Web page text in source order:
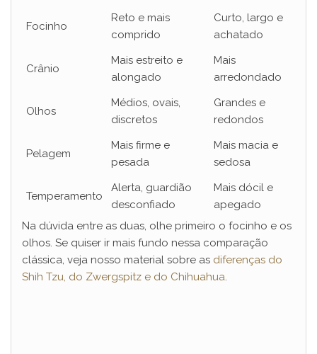
Focinho
Reto e mais
comprido
Curto, largo e
achatado
Crânio
Mais estreito e
alongado
Mais
arredondado
Olhos
Médios, ovais,
discretos
Grandes e
redondos
Pelagem
Mais firme e
pesada
Mais macia e
sedosa
Temperamento
Alerta, guardião
desconfiado
Mais dócil e
apegado
Na dúvida entre as duas, olhe primeiro o focinho e os
olhos. Se quiser ir mais fundo nessa comparação
clássica, veja nosso material sobre as diferenças do
Shih Tzu, do Zwergspitz e do Chihuahua.